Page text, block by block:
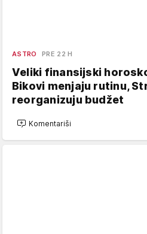
ASTRO PRE 22 H
Veliki finansijski
Bikovi menjaju rutinu,
reorganizuju budžet
Komentariši